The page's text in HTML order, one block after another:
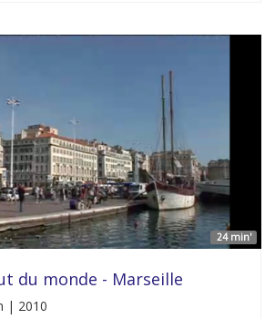
24 min'
du monde - Marseille
| 2010